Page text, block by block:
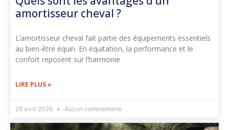
amortisseur cheval ?
L’amortisseur cheval fait partie des équipements essentiels
au bien-être équin. En équitation, la performance et le
confort reposent sur l’harmonie
LIRE PLUS »
28 avril 2026 Aucun commentaire